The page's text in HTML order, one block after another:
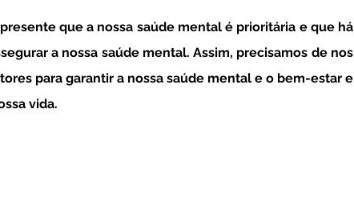
a nossa saúde mental. Assim, precisamos de nos
para garantir a nossa saúde mental e o bem-estar e
vida.